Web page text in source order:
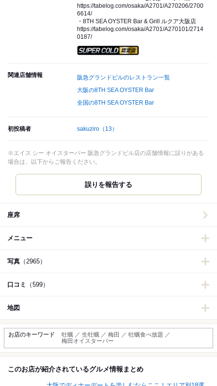
https://tabelog.com/osaka/A2701/A270206/2700
6614/
・8TH SEA OYSTER Bar & Grill ルクア大阪店
https://tabelog.com/osaka/A2701/A270101/2714
0187/
関連店舗情報
阪急グランドビルのレストラン一覧
大阪の8TH SEA OYSTER Bar
全国の8TH SEA OYSTER Bar
初投稿者 sakuziro （13）
※エイス シー オイスターバー 阪急グランドビル店の店舗情報に誤りがある
場合は、以下からご報告ください。
誤りを報告する
座席
メニュー
写真 （2965）
口コミ （599）
地図
お店のキーワード
牡蠣 ／ 生牡蠣 ／ 梅田 ／ 牡蠣食べ放題 ／
梅田オイスターバー
このお店が紹介されているグルメ情報まとめ